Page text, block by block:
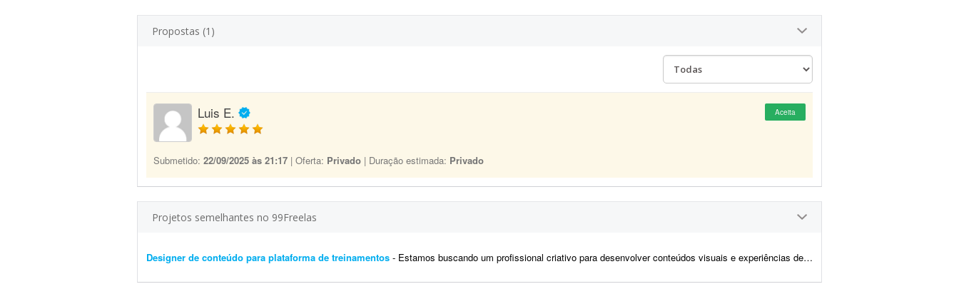
Propostas (1)
Luis E. Aceita
Submetido: 22/09/2025 às 21:17 | Oferta: Privado | Duração estimada: Privado
Projetos semelhantes no 99Freelas
Designer de conteúdo para plataforma de treinamentos - Estamos buscando um profissional criativo para desenvolver conteúdos visuais e experiências de aprendizagem para uma plataforma de RH, saúde mental e bem-estar corporativo. O q...